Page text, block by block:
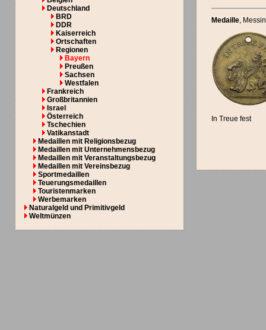
Deutschland
BRD
DDR
Kaiserreich
Ortschaften
Regionen
Bayern
Preußen
Sachsen
Westfalen
Frankreich
Großbritannien
Israel
Österreich
Tschechien
Vatikanstadt
Medaillen mit Religionsbezug
Medaillen mit Unternehmensbezug
Medaillen mit Veranstaltungsbezug
Medaillen mit Vereinsbezug
Sportmedaillen
Teuerungsmedaillen
Touristenmarken
Werbemarken
Naturalgeld und Primitivgeld
Weltmünzen
Medaille,
In Treue fest